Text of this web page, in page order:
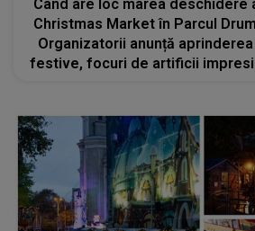
Când are loc marea deschidere
Christmas Market în Parcul
Organizatorii anunță
festive, focuri de artificii